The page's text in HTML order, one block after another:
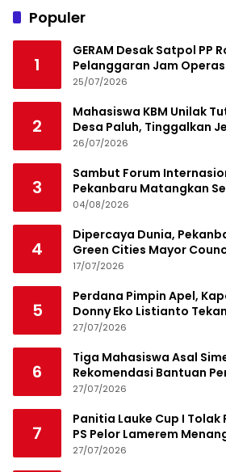
Populer
1
GERAM Desak Satpol PP
Pelanggaran Jam
25/07/2026
2
Mahasiswa KBM Unilak
Desa Paluh, Tinggalkan
dan Aksi Sosial
26/07/2026
3
Sambut Forum
Pekanbaru Matangkan
04/08/2026
4
Dipercaya Dunia,
Green Cities Mayor
17/07/2026
5
Perdana Pimpin Apel,
Donny Eko Listianto
27/07/2026
6
Tiga Mahasiswa Asal
Rekomendasi Bantuan
Jamaluddin Idham
27/07/2026
7
Panitia Lauke Cup I Tolak
PS Pelor Lamerem
27/07/2026